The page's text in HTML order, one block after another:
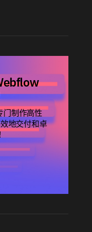
门制作高性
地交付和卓